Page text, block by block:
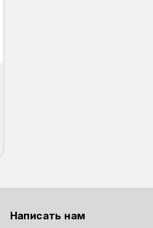
Написать нам